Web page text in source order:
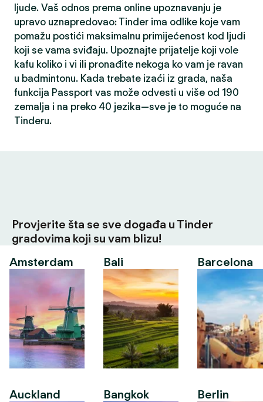
ljude. Vaš odnos prema online upoznavanju je
upravo uznapredovao: Tinder ima odlike koje vam
pomažu postići maksimalnu primijećenost kod ljudi
koji se vama sviđaju. Upoznajte prijatelje koji vole
kafu koliko i vi ili pronađite nekoga ko vam je ravan
u badmintonu. Kada trebate izaći iz grada, naša
funkcija Passport vas može odvesti u više od 190
zemalja i na preko 40 jezika—sve je to moguće na
Tinderu.
Provjerite šta se sve događa u Tinder
gradovima koji su vam blizu!
Amsterdam
Auckland
Bali
Bangkok
Barcelona
Berlin